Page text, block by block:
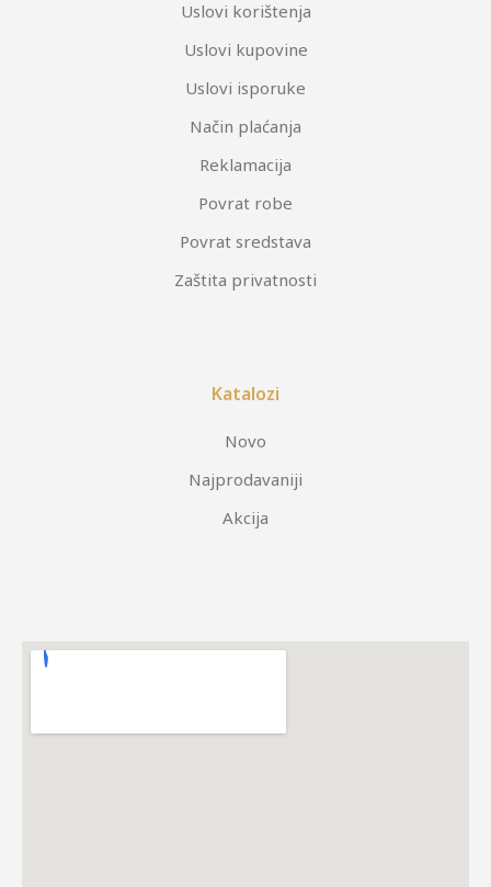
Uslovi korištenja
Uslovi kupovine
Uslovi isporuke
Način plaćanja
Reklamacija
Povrat robe
Povrat sredstava
Zaštita privatnosti
Katalozi
Novo
Najprodavaniji
Akcija